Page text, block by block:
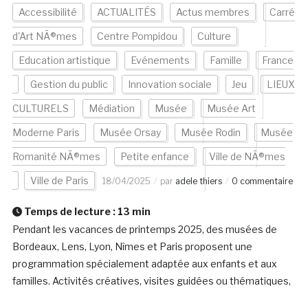
Accessibilité ACTUALITÉS Actus membres Carré
d'Art NÃ®mes Centre Pompidou Culture
Education artistique Evénements Famille France
Gestion du public Innovation sociale Jeu LIEUX
CULTURELS Médiation Musée Musée Art
Moderne Paris Musée Orsay Musée Rodin Musée
Romanité NÃ®mes Petite enfance Ville de NÃ®mes
Ville de Paris 18/04/2025 par adele thiers 0 commentaire
Temps de lecture : 13 min
Pendant les vacances de printemps 2025, des musées de
Bordeaux, Lens, Lyon, Nîmes et Paris proposent une
programmation spécialement adaptée aux enfants et aux
familles. Activités créatives, visites guidées ou thématiques,